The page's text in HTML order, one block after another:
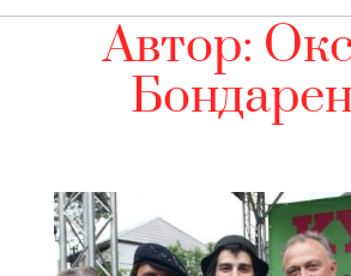
Автор: